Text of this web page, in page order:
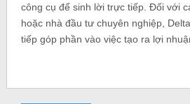
công cụ để sinh lời trực tiếp. Đối với
hoặc nhà đầu tư chuyên nghiệp,
tiếp góp phần vào việc tạo ra lợi